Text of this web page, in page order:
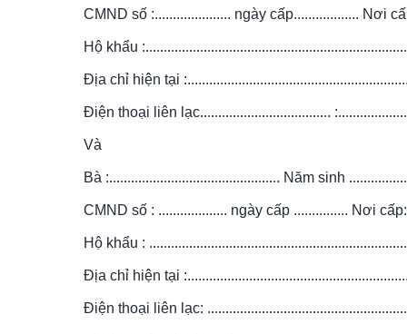
CMND số :..................... ngày cấp.................. Nơi
Hộ khẩu
Địa chỉ hiện tại
Điện thoại liên lạc....................................
Và
Bà :............................................... Năm sinh
CMND số : ................... ngày cấp ............... Nơi
Hộ khẩu :
Địa chỉ hiện tại
Điện thoại liên lạc: